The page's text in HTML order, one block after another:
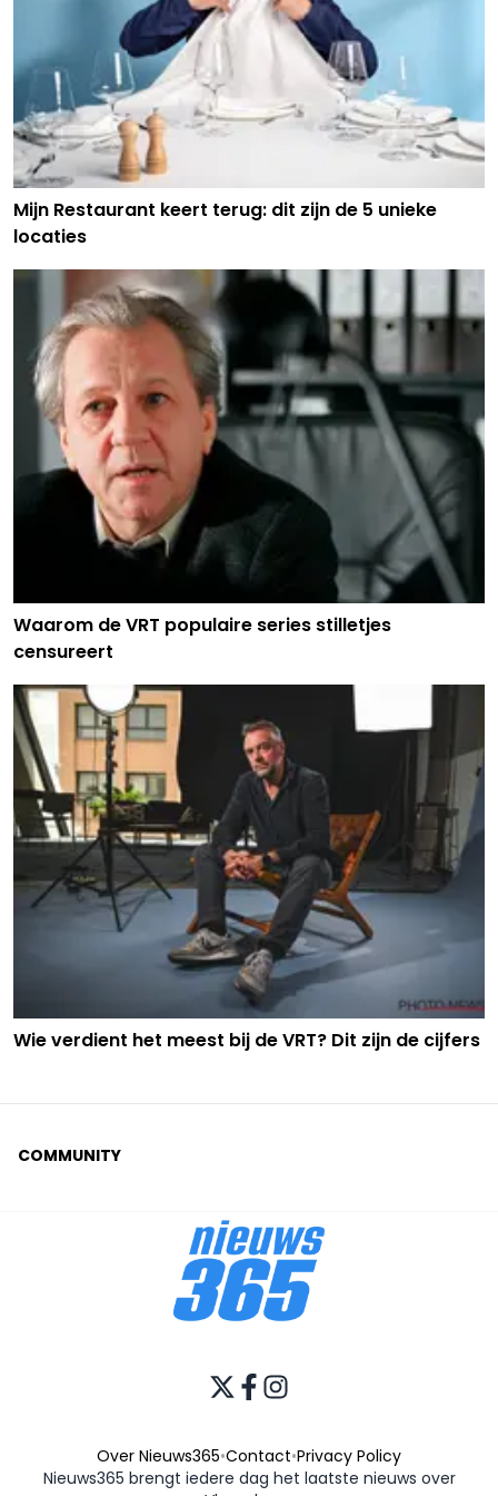
Mijn Restaurant keert terug: dit zijn de 5 unieke
locaties
Waarom de VRT populaire series stilletjes
censureert
Wie verdient het meest bij de VRT? Dit zijn de cijfers
COMMUNITY
Over Nieuws365•Contact•Privacy Policy
Nieuws365 brengt iedere dag het laatste nieuws over